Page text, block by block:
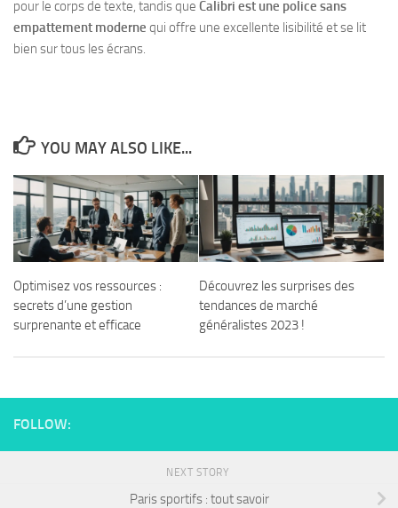
pour le corps de texte, tandis que Calibri est une police sans
empattement moderne qui offre une excellente lisibilité et se lit
bien sur tous les écrans.
YOU MAY ALSO LIKE...
Optimisez vos ressources :
secrets d’une gestion
surprenante et efficace
Découvrez les surprises des
tendances de marché
généralistes 2023 !
FOLLOW:
NEXT STORY
Paris sportifs : tout savoir